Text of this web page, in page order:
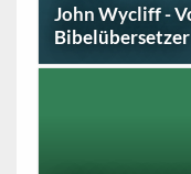
John Wycliff -
Bibelübersetzer